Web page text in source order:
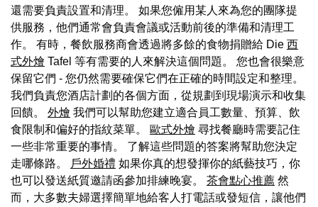
還需要負責設置和清理。 如果您僱用某人來為您的團隊提
供服務，他們通常會負責會議或活動前後的準備和清理工
作。 有時，餐飲服務商會透過將多餘的食物捐贈給 Die 西
式外燴 Tafel 等有需要的人來解決這個問題。 您也會很樂意
保留它們 - 您仍然需要確保它們在正確的時間設定和整理。
我們負責您酒店計劃的各個方面，從規劃到現場演示和收集
回饋。 外燴 我們可以幫助您建立適合員工數量、預算、飲
食限制和偏好的指紋菜單。
歐式外燴 尋找餐廳時需要記住
一些非常重要的事情。 了解這些問題的答案將幫助您決定
走哪條路。
戶外婚禮 如果你真的想發揮你的紙藝技巧，你
也可以發送紙質邀請函參加排練晚宴。 茶會點心推薦 然
而，大多數夫婦選擇簡單地給客人打電話或發短信，讓他們